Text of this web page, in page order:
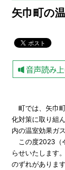
矢巾町の
町では、矢巾
化対策に取り組
内の温室効果ガ
この度2023（
らせいたします
のずれがあります